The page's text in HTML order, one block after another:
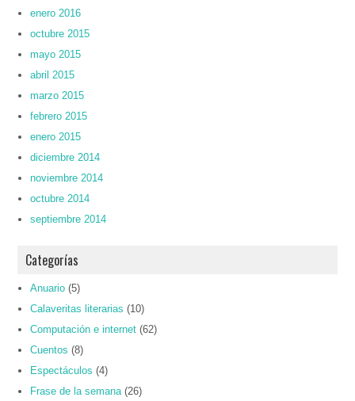
enero 2016
octubre 2015
mayo 2015
abril 2015
marzo 2015
febrero 2015
enero 2015
diciembre 2014
noviembre 2014
octubre 2014
septiembre 2014
Categorías
Anuario (5)
Calaveritas literarias (10)
Computación e internet (62)
Cuentos (8)
Espectáculos (4)
Frase de la semana(26)